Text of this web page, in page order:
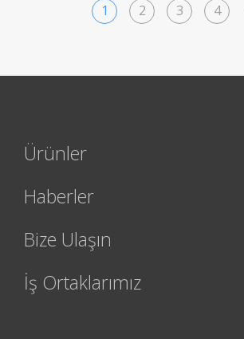
1 2 3 4
Ürünler
Haberler
Bize Ulaşın
İş Ortaklarımız